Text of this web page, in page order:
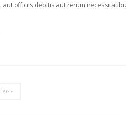
officiis debitis aut rerum